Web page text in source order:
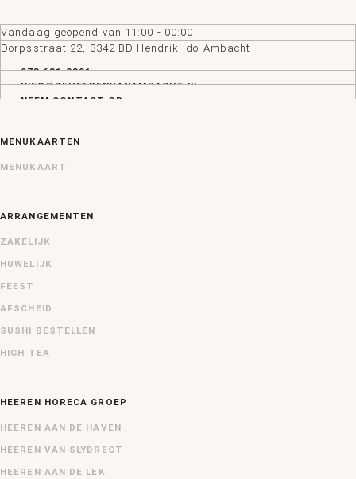
MENUKAARTEN
MENUKAART
ARRANGEMENTEN
ZAKELIJK
HUWELIJK
FEEST
AFSCHEID
SUSHI BESTELLEN
HIGH TEA
HEEREN HORECA GROEP
HEEREN AAN DE HAVEN
HEEREN VAN SLYDREGT
HEEREN AAN DE LEK
Vandaag geopend van 11:00 - 00:00
Dorpsstraat 22, 3342 BD Hendrik-Ido-Ambacht